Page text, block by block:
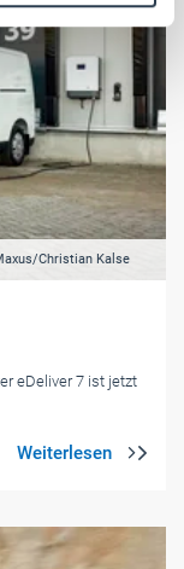
Christian Kalse
eDeliver 7 ist jetzt